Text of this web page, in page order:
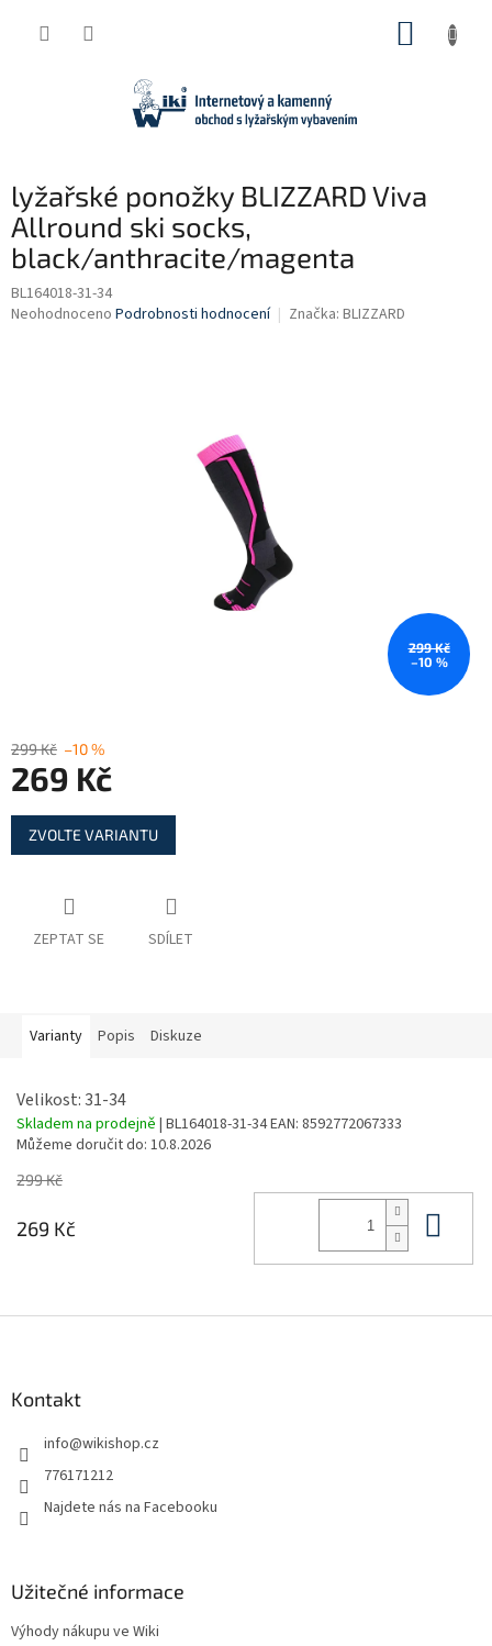
lyžařské ponožky BLIZZARD Viva
Allround ski socks,
black/anthracite/magenta
BL164018-31-34
Průměrné
Neohodnoceno Podrobnosti hodnocení Značka: BLIZZARD
299 Kč
–10 %
299 Kč –10 %
269 Kč
Měrná
cena:
ZVOLTE VARIANTU
ZEPTAT SE SDÍLET
Varianty Popis Diskuze
Velikost: 31-34
Skladem na prodejně | BL164018-31-34EAN: 8592772067333
Můžeme doručit do: 10.8.2026
299 Kč
269 Kč
Kontakt
info@wikishop.cz
776171212
Najdete nás na Facebooku
Užitečné informace
Výhody nákupu ve Wiki